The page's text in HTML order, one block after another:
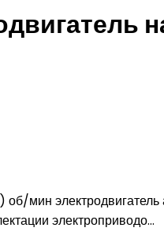
мин
электроприводо...